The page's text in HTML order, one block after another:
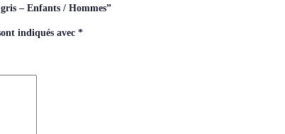
– Enfants / Hommes”
indiqués avec *